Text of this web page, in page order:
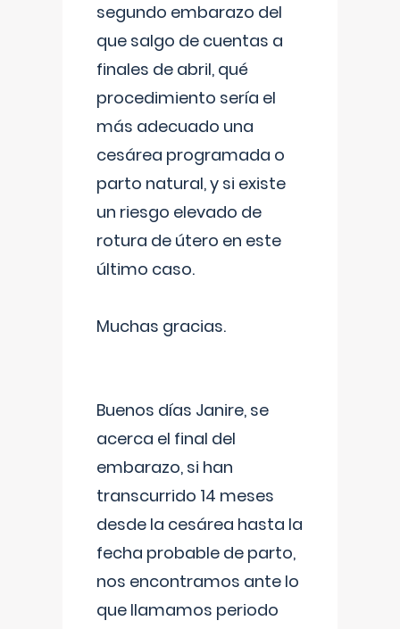
segundo embarazo del
que salgo de cuentas a
finales de abril, qué
procedimiento sería el
más adecuado una
cesárea programada o
parto natural, y si existe
un riesgo elevado de
rotura de útero en este
último caso.
Muchas gracias.
Buenos días Janire, se
acerca el final del
embarazo, si han
transcurrido 14 meses
desde la cesárea hasta la
fecha probable de parto,
nos encontramos ante lo
que llamamos periodo